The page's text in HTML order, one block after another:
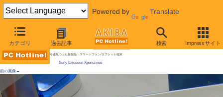
Powered by Translate
カテゴリ 過去記事 検索 Impressサイト
AKIBA PC Hotline! 2011年4月2日号
[拡大画像]国内未発売の「PlayStationケータイ」が直輸入で発売、Xperia neoも同時入荷
今週見つけた新製品：スマートフォン/タブレット端末
Sony Ericsson Xperia neo
前の画像←